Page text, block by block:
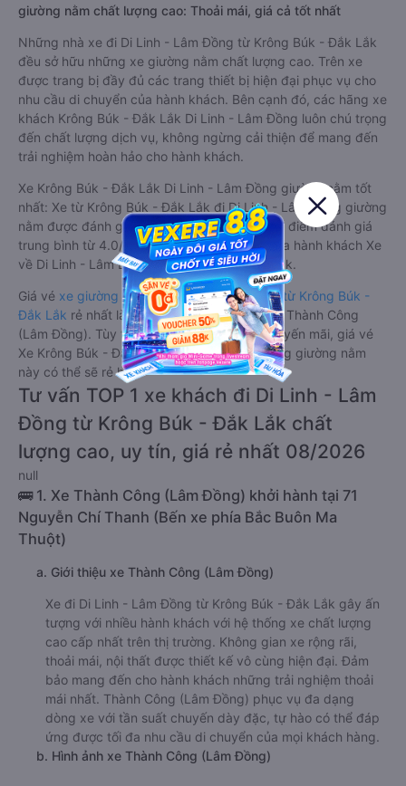
giường nằm chất lượng cao: Thoải mái, giá cả tốt nhất
Những nhà xe đi Di Linh - Lâm Đồng từ Krông Búk - Đắk Lắk
đều sở hữu những xe giường nằm chất lượng cao. Trên xe
được trang bị đầy đủ các trang thiết bị hiện đại phục vụ cho
nhu cầu di chuyển của hành khách. Bên cạnh đó, các hãng xe
khách Krông Búk - Đắk Lắk Di Linh - Lâm Đồng luôn chú trọng
đến chất lượng dịch vụ, không ngừng cải thiện để mang đến
trải nghiệm hoàn hảo cho hành khách.
Xe Krông Búk - Đắk Lắk Di Linh - Lâm Đồng giường nằm tốt
nhất: Xe từ Krông Búk - Đắk Lắk đi Di Linh - Lâm Đồng giường
nằm được đánh giá chung chất lượng Tốt với điểm đánh giá
trung bình từ 4.0/5 dựa trên 118 phản hồi của hành khách Xe
về Di Linh - Lâm Đồng từ Krông Búk - Đắk Lắk.
Giá vé xe giường nằm đi Di Linh - Lâm Đồng từ Krông Búk -
Đắk Lắk rẻ nhất là 400000VND của hãng xe Thành Công
(Lâm Đồng). Tùy thuộc vào chương trình khuyến mãi, giá vé
Xe Krông Búk - Đắk Lắk đi Di Linh - Lâm Đồng giường nằm
này có thể sẽ rẻ hơn.
Tư vấn TOP 1 xe khách đi Di Linh - Lâm
Đồng từ Krông Búk - Đắk Lắk chất
lượng cao, uy tín, giá rẻ nhất 08/2026
null
🚌 1. Xe Thành Công (Lâm Đồng) khởi hành tại 71
Nguyễn Chí Thanh (Bến xe phía Bắc Buôn Ma
Thuột)
a. Giới thiệu xe Thành Công (Lâm Đồng)
Xe đi Di Linh - Lâm Đồng từ Krông Búk - Đắk Lắk gây ấn
tượng với nhiều hành khách với hệ thống xe chất lượng
cao cấp nhất trên thị trường. Không gian xe rộng rãi,
thoải mái, nội thất được thiết kế vô cùng hiện đại. Đảm
bảo mang đến cho hành khách những trải nghiệm thoải
mái nhất. Thành Công (Lâm Đồng) phục vụ đa dạng
dòng xe với tần suất chuyến dày đặc, tự hào có thể đáp
ứng được tối đa nhu cầu di chuyển của mọi khách hàng.
b. Hình ảnh xe Thành Công (Lâm Đồng)